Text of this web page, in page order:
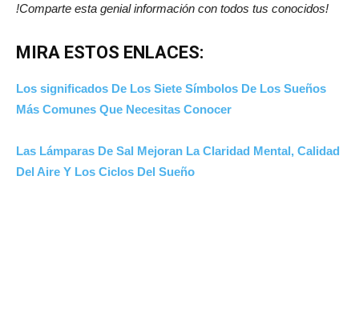
!Comparte esta genial información con todos tus conocidos!
MIRA ESTOS ENLACES:
Los significados De Los Siete Símbolos De Los Sueños
Más Comunes Que Necesitas Conocer
Las Lámparas De Sal Mejoran La Claridad Mental, Calidad
Del Aire Y Los Ciclos Del Sueño